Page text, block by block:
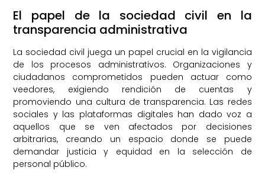
El papel de la sociedad civil en la
transparencia administrativa
La sociedad civil juega un papel crucial en la vigilancia
de los procesos administrativos. Organizaciones y
ciudadanos comprometidos pueden actuar como
veedores, exigiendo rendición de cuentas y
promoviendo una cultura de transparencia. Las redes
sociales y las plataformas digitales han dado voz a
aquellos que se ven afectados por decisiones
arbitrarias, creando un espacio donde se puede
demandar justicia y equidad en la selección de
personal público.